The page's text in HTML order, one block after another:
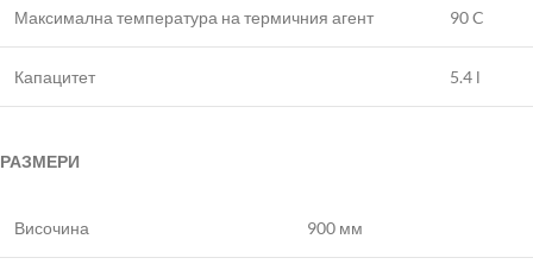
Максимална температура на термичния агент 90 C
Капацитет 5.4 l
РАЗМЕРИ
Височина 900 мм